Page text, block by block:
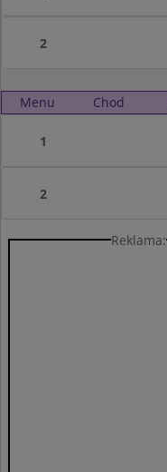
2
Menu Chod
1
2
Reklama: